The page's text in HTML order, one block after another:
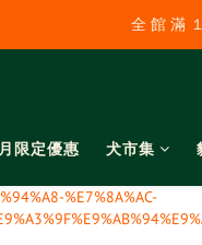
全 館 滿
全 館 滿
限定優惠 犬市集